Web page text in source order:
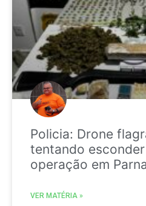
Policia: Drone
tentando
operação em
VER MATÉRIA »